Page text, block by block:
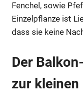
Fenchel, sowie
Einzelpflanze ist
dass sie keine
Der
zur